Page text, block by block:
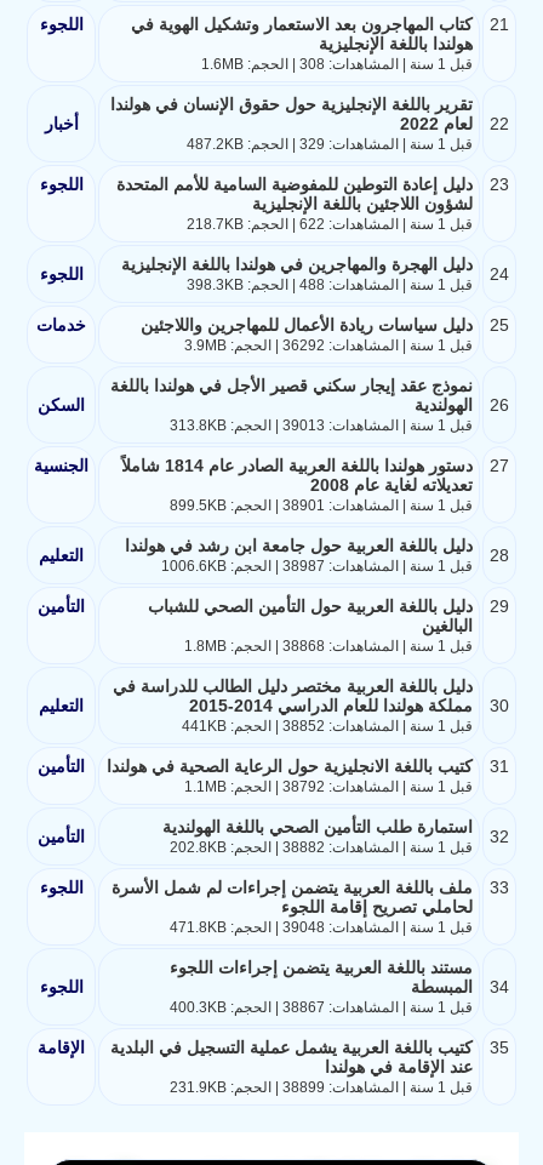
21
كتاب المهاجرون بعد الاستعمار وتشكيل الهوية في
هولندا باللغة الإنجليزية
قبل 1 سنة | المشاهدات: 308 | الحجم: 1.6MB
اللجوء
22
تقرير باللغة الإنجليزية حول حقوق الإنسان في هولندا
لعام 2022
قبل 1 سنة | المشاهدات: 329 | الحجم: 487.2KB
أخبار
23
دليل إعادة التوطين للمفوضية السامية للأمم المتحدة
لشؤون اللاجئين باللغة الإنجليزية
قبل 1 سنة | المشاهدات: 622 | الحجم: 218.7KB
اللجوء
24 دليل الهجرة والمهاجرين في هولندا باللغة الإنجليزية
قبل 1 سنة | المشاهدات: 488 | الحجم: 398.3KB
اللجوء
25 دليل سياسات ريادة الأعمال للمهاجرين واللاجئين
قبل 1 سنة | المشاهدات: 36292 | الحجم: 3.9MB
خدمات
26
نموذج عقد إيجار سكني قصير الأجل في هولندا باللغة
الهولندية
قبل 1 سنة | المشاهدات: 39013 | الحجم: 313.8KB
السكن
27
دستور هولندا باللغة العربية الصادر عام 1814 شاملاً
تعديلاته لغاية عام 2008
قبل 1 سنة | المشاهدات: 38901 | الحجم: 899.5KB
الجنسية
28 دليل باللغة العربية حول جامعة ابن رشد في هولندا
قبل 1 سنة | المشاهدات: 38987 | الحجم: 1006.6KB
التعليم
29
دليل باللغة العربية حول التأمين الصحي للشباب
البالغين
قبل 1 سنة | المشاهدات: 38868 | الحجم: 1.8MB
التأمين
30
دليل باللغة العربية مختصر دليل الطالب للدراسة في
مملكة هولندا للعام الدراسي 2014-2015
قبل 1 سنة | المشاهدات: 38852 | الحجم: 441KB
التعليم
31 كتيب باللغة الانجليزية حول الرعاية الصحية في هولندا
قبل 1 سنة | المشاهدات: 38792 | الحجم: 1.1MB
التأمين
32 استمارة طلب التأمين الصحي باللغة الهولندية
قبل 1 سنة | المشاهدات: 38882 | الحجم: 202.8KB
التأمين
33
ملف باللغة العربية يتضمن إجراءات لم شمل الأسرة
لحاملي تصريح إقامة اللجوء
قبل 1 سنة | المشاهدات: 39048 | الحجم: 471.8KB
اللجوء
34
مستند باللغة العربية يتضمن إجراءات اللجوء
المبسطة
قبل 1 سنة | المشاهدات: 38867 | الحجم: 400.3KB
اللجوء
35
كتيب باللغة العربية يشمل عملية التسجيل في البلدية
عند الإقامة في هولندا
قبل 1 سنة | المشاهدات: 38899 | الحجم: 231.9KB
الإقامة